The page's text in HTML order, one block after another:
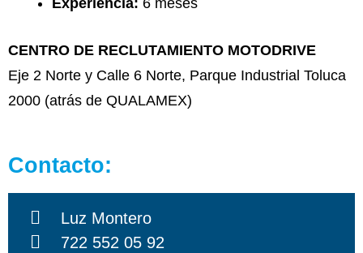
CENTRO DE RECLUTAMIENTO MOTODRIVE
Eje 2 Norte y Calle 6 Norte, Parque Industrial Toluca
2000 (atrás de QUALAMEX)
Contacto:
Luz Montero
722 552 05 92